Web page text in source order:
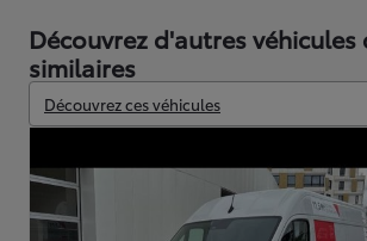
Découvrez d'autres
similaires
Découvrez ces véhicules